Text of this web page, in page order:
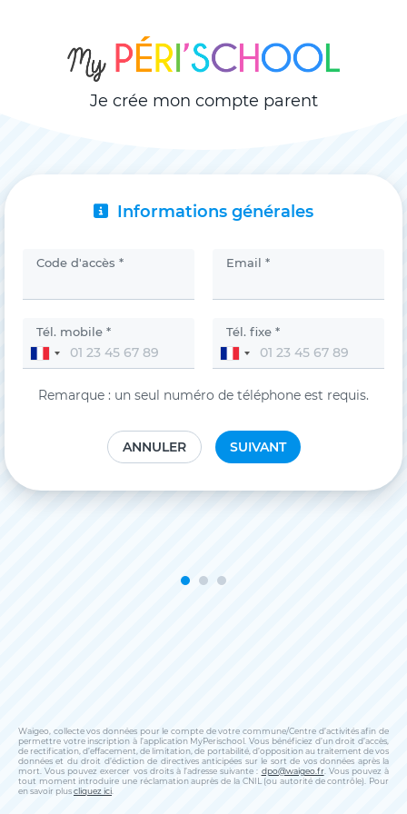
Je crée mon compte parent
Informations générales
Code d'accès * Email *
Tél. mobile * Tél. fixe *
Remarque : un seul numéro de téléphone est requis.
ANNULER SUIVANT
Waigeo, collecte vos données pour le compte de votre commune/Centre d’activités afin de
permettre votre inscription à l’application MyPerischool. Vous bénéficiez d’un droit d’accès,
de rectification, d’effacement, de limitation, de portabilité, d’opposition au traitement de vos
données et du droit d’édiction de directives anticipées sur le sort de vos données après la
mort. Vous pouvez exercer vos droits à l’adresse suivante : dpo@waigeo.fr. Vous pouvez à
tout moment introduire une réclamation auprès de la CNIL (ou autorité de contrôle). Pour
en savoir pluscliquez ici